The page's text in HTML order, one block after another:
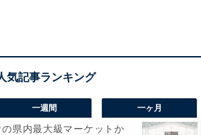
一週間 一ヶ月
の県内最大級マーケットか